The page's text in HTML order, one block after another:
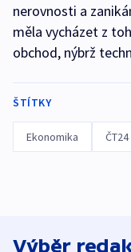
nerovnosti a
měla vycházet z
obchod, nýbrž
ŠTÍTKY
Ekonomika ČT24
Výběr